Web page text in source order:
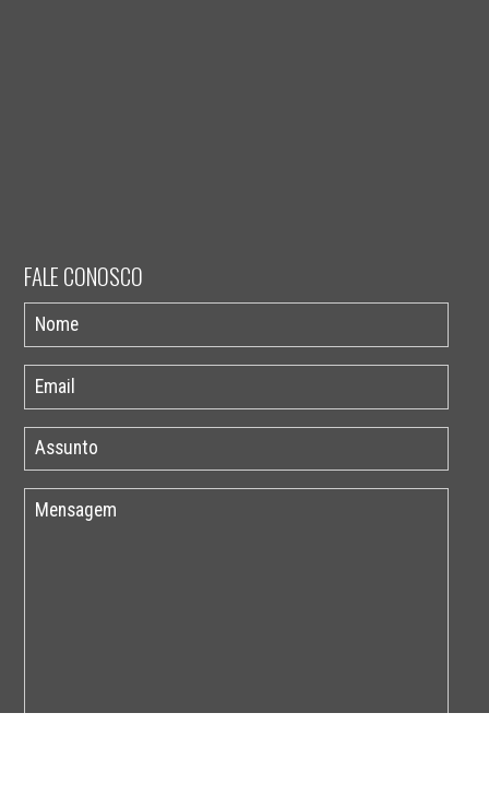
FALE CONOSCO